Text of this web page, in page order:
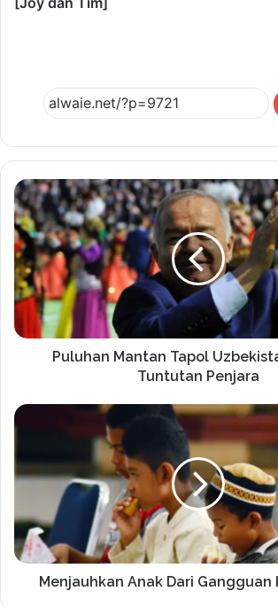
Puluhan Mantan Tapol
Tuntutan Penjara
Menjauhkan Anak Dari Gangguan